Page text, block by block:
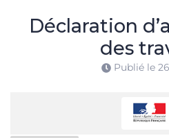
Déclaration
des
Publié le